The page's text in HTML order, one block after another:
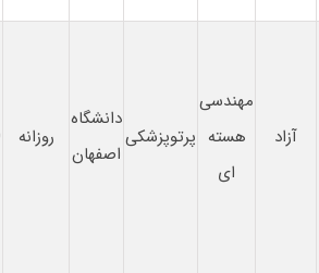
آزاد
مهندسی
هسته
ای
پرتوپزشکی
دانشگاه
اصفهان
روزانه